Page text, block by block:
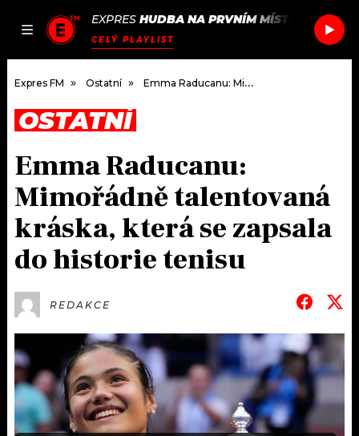
JAK
SEZNAM.CZ
EXPRES HUDBA NA PRVNÍM MÍSTĚ NIA
CELÝ PLAYLIST
DOMŮ
ČLÁNKY
AKTUÁLNĚ
HUDBA
ROZHOVORY
KALENDÁŘ
KVÍZY
PODCASTY
JAK NALADIT
RÁDIO
APLIKACE
PROGRAM
PLAYLIST
SOUTĚŽE
Expres FM Ostatní Emma Raducanu: Mimořádně talentovaná kráska, která se zapsala do historie tenisu
OSTATNÍ
Emma Raducanu:
Mimořádně talentovaná
kráska, která se zapsala
do historie tenisu
REDAKCE